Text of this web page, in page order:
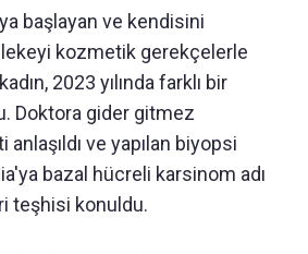
başlayan ve kendisini
lekeyi kozmetik gerekçelerle
2023 yılında farklı bir
Doktora gider gitmez
ve yapılan biyopsi
bazal hücreli karsinom adı
teşhisi konuldu.